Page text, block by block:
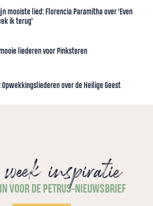
mooiste lied: Florencia Paramitha over ‘Even
ik terug’
liederen voor Pinksteren
Opwekkingsliederen over de Heilige Geest
inspiratie
VOOR DE PETRUS-NIEUWSBRIEF